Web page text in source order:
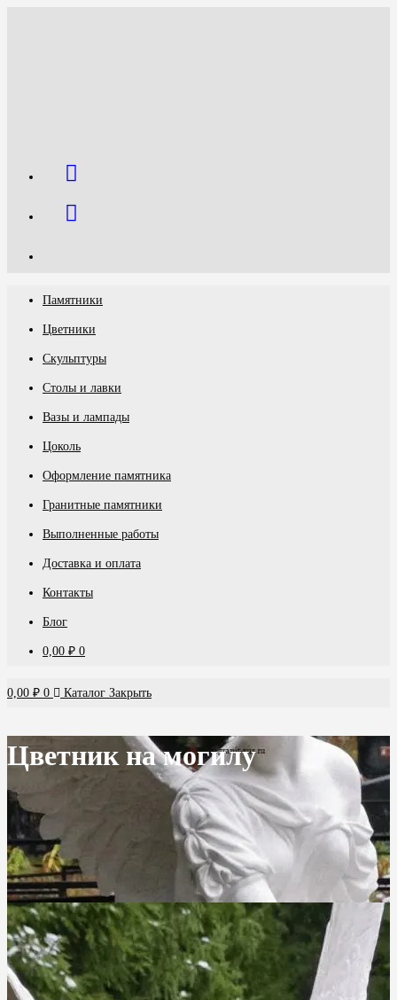
Памятники
Цветники
Скульптуры
Столы и лавки
Вазы и лампады
Цоколь
Оформление памятника
Гранитные памятники
Выполненные работы
Доставка и оплата
Контакты
Блог
0,00 ₽ 0
0,00 ₽ 0 Каталог Закрыть
Цветник на могилу